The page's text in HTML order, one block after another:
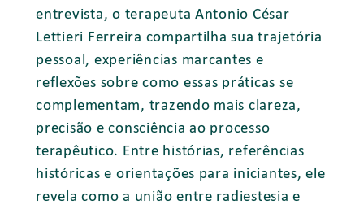
entrevista, o terapeuta Antonio César
Lettieri Ferreira compartilha sua trajetória
pessoal, experiências marcantes e
reflexões sobre como essas práticas se
complementam, trazendo mais clareza,
precisão e consciência ao processo
terapêutico. Entre histórias, referências
históricas e orientações para iniciantes, ele
revela como a união entre radiestesia e